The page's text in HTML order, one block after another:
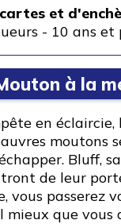
cartes et
- 10 ans et
à la
en
moutons
Bluff,
de leur
vous passerez
mieux que vous